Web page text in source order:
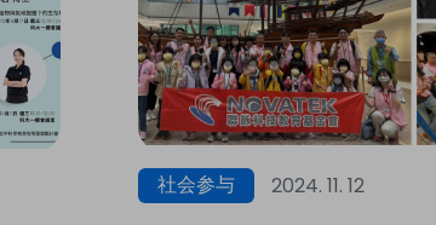
社会参与 2024. 11. 12